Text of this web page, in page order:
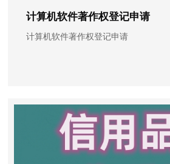
计算机软件著作权登记申请
计算机软件著作权登记申请